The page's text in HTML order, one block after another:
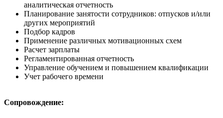
аналитическая отчетность
Планирование занятости сотрудников: отпусков и/или
других мероприятий
Подбор кадров
Применение различных мотивационных схем
Расчет зарплаты
Регламентированная отчетность
Управление обучением и повышением квалификации
Учет рабочего времени
Сопровождение: